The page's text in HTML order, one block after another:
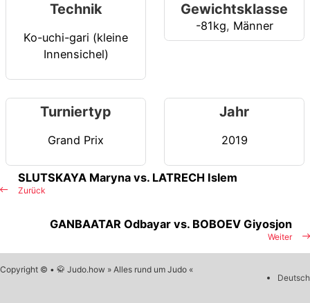
Technik
Ko-uchi-gari (kleine
Innensichel)
Gewichtsklasse
-81kg, Männer
Turniertyp
Grand Prix
Jahr
2019
Zurück
SLUTSKAYA Maryna vs. LATRECH Islem
Weiter
GANBAATAR Odbayar vs. BOBOEV Giyosjon
Copyright © • 🥋 Judo.how » Alles rund um Judo «
Deutsch